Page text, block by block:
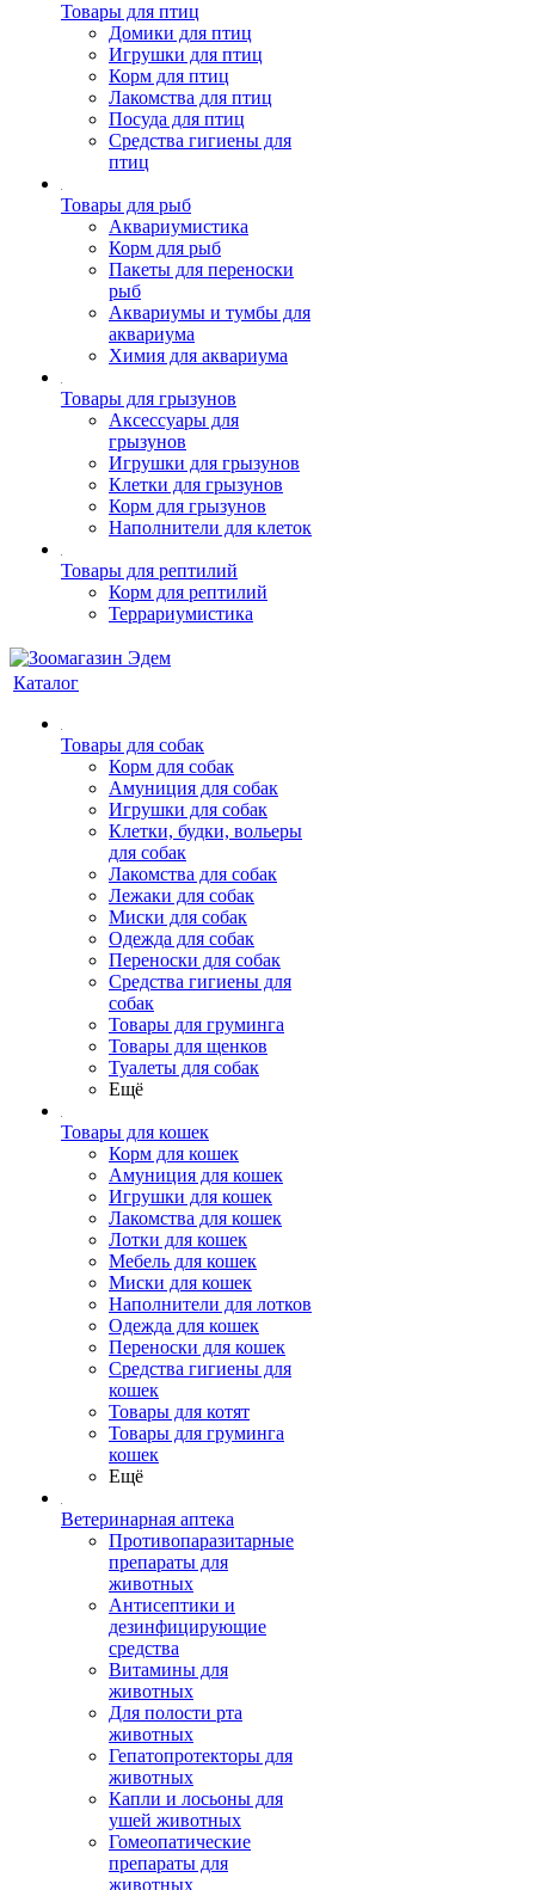
Товары для птиц
Домики для птиц
Игрушки для птиц
Корм для птиц
Лакомства для птиц
Посуда для птиц
Средства гигиены для
птиц
Товары для рыб
Аквариумистика
Корм для рыб
Пакеты для переноски
рыб
Аквариумы и тумбы для
аквариума
Химия для аквариума
Товары для грызунов
Аксессуары для
грызунов
Игрушки для грызунов
Клетки для грызунов
Корм для грызунов
Наполнители для клеток
Товары для рептилий
Корм для рептилий
Террариумистика
Каталог
Товары для собак
Корм для собак
Амуниция для собак
Игрушки для собак
Клетки, будки, вольеры
для собак
Лакомства для собак
Лежаки для собак
Миски для собак
Одежда для собак
Переноски для собак
Средства гигиены для
собак
Товары для груминга
Товары для щенков
Туалеты для собак
Ещё
Товары для кошек
Корм для кошек
Амуниция для кошек
Игрушки для кошек
Лакомства для кошек
Лотки для кошек
Мебель для кошек
Миски для кошек
Наполнители для лотков
Одежда для кошек
Переноски для кошек
Средства гигиены для
кошек
Товары для котят
Товары для груминга
кошек
Ещё
Ветеринарная аптека
Противопаразитарные
препараты для
животных
Антисептики и
дезинфицирующие
средства
Витамины для
животных
Для полости рта
животных
Гепатопротекторы для
животных
Капли и лосьоны для
ушей животных
Гомеопатические
препараты для
животных